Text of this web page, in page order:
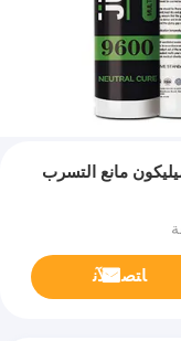
مانع التسرب
ﺎﺘﺼﻟ ﺍﻶﻧ